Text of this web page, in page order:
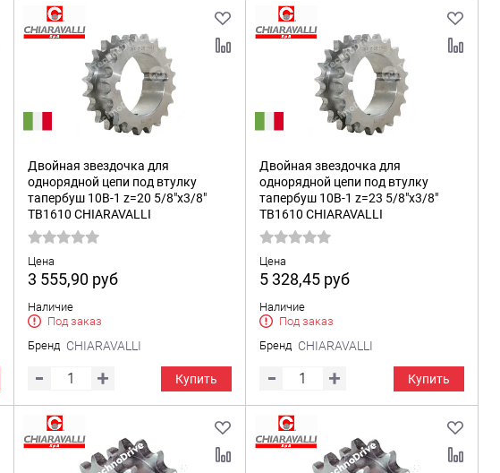
Двойная звездочка для
однорядной цепи под втулку
тапербуш 10B-1 z=20 5/8"x3/8"
TB1610 CHIARAVALLI
Цена
3 555,90 руб
Наличие
Под заказ
Бренд CHIARAVALLI
Купить
Двойная звездочка для
однорядной цепи под втулку
тапербуш 10B-1 z=23 5/8"x3/8"
TB1610 CHIARAVALLI
Цена
5 328,45 руб
Наличие
Под заказ
Бренд CHIARAVALLI
Купить